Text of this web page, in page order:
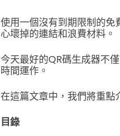
使用一個沒有到期限制的免
心壞掉的連結和浪費材料。
今天最好的QR碼生成器不
時間運作。
在這篇文章中，我們將重
目錄